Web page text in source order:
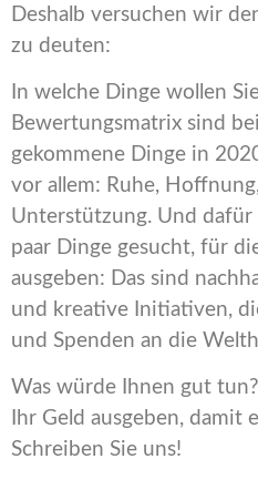
Deshalb versuchen wir
zu deuten:
In welche Dinge wollen
Bewertungsmatrix sind
gekommene Dinge in
vor allem: Ruhe,
Unterstützung. Und dafür
paar Dinge gesucht, für
ausgeben: Das sind
und kreative Initiativen,
und Spenden an die
Was würde Ihnen gut
Ihr Geld ausgeben, damit
Schreiben Sie uns!